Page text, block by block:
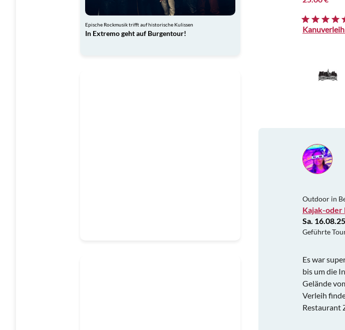
Epische Rockmusik trifft auf historische Kulissen
In Extremo geht auf Burgentour!
Outdoor in
Kajak-oder
Sa.
Geführte
Es war
bis um die
Gelände
Verleih
Restaurant